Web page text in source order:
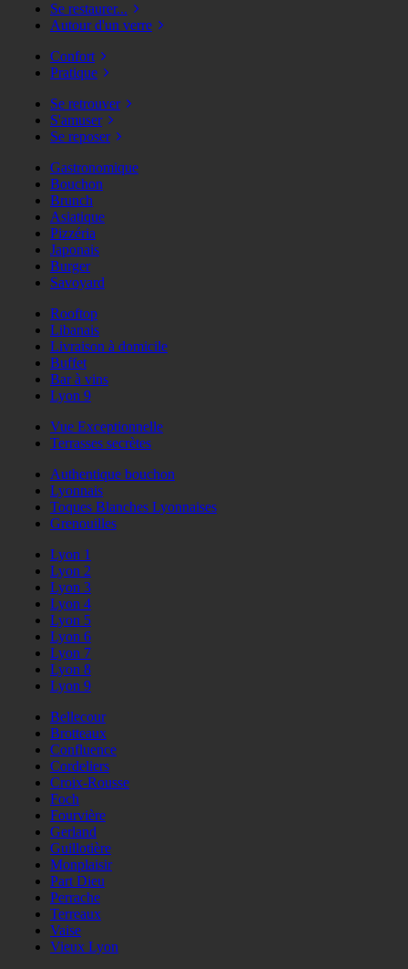
Se restaurer...
Autour d'un verre
Confort
Pratique
Se retrouver
S'amuser
Se reposer
Gastronomique
Bouchon
Brunch
Asiatique
Pizzéria
Japonais
Burger
Savoyard
Rooftop
Libanais
Livraison à domicile
Buffet
Bar à vins
Lyon 9
Vue Exceptionnelle
Terrasses secrètes
Authentique bouchon
Lyonnais
Toques Blanches Lyonnaises
Grenouilles
Lyon 1
Lyon 2
Lyon 3
Lyon 4
Lyon 5
Lyon 6
Lyon 7
Lyon 8
Lyon 9
Bellecour
Brotteaux
Confluence
Cordeliers
Croix-Rousse
Foch
Fourvière
Gerland
Guillotière
Monplaisir
Part Dieu
Perrache
Terreaux
Vaise
Vieux Lyon